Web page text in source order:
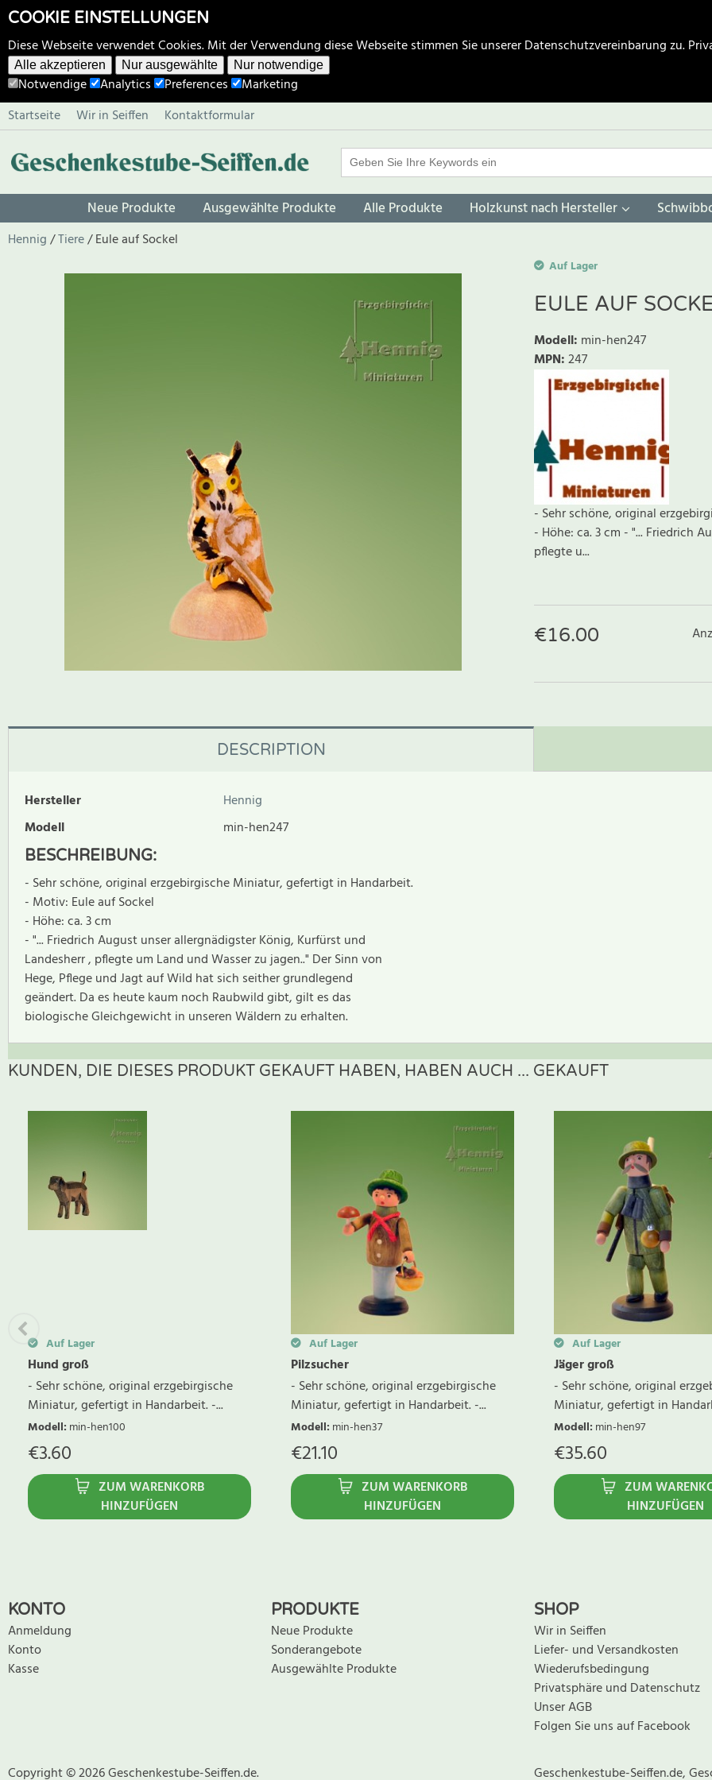
COOKIE EINSTELLUNGEN
Diese Webseite verwendet Cookies. Mit der Verwendung diese Webseite stimmen Sie unserer Datenschutzvereinbarung zu.
Alle akzeptieren Nur ausgewählte Nur notwendige
Notwendige Analytics Preferences
Marketing
Startseite
Wir in Seiffen Kontaktformular
Neue Produkte Ausgewählte Produkte Alle Produkte Holzkunst nach Hersteller
Hennig Tiere Eule auf Sockel
Auf Lager
EULE AUF
Modell: min-hen247
MPN:247
- Sehr schöne, original
- Höhe: ca. 3 cm - "... Friedrich
pflegte u...
€16.00
DESCRIPTION
Hersteller
Hennig
Modell
min-hen247
BESCHREIBUNG:
- Sehr schöne, original erzgebirgische Miniatur, gefertigt in Handarbeit.
- Motiv: Eule auf Sockel
- Höhe: ca. 3 cm
- "... Friedrich August unser allergnädigster König, Kurfürst und
Landesherr , pflegte um Land und Wasser zu jagen.." Der Sinn von
Hege, Pflege und Jagt auf Wild hat sich seither grundlegend
geändert. Da es heute kaum noch Raubwild gibt, gilt es das
biologische Gleichgewicht in unseren Wäldern zu erhalten.
Zur Zeit gibt es keine Produktrezensionen. Sei der erste, der Bewertung schreiben
KUNDEN, DIE DIESES PRODUKT GEKAUFT HABEN, HABEN AUCH ... GEKAUFT
Auf Lager
Hund groß
- Sehr schöne, original erzgebirgische
Miniatur, gefertigt in Handarbeit. -...
Modell: min-hen100
€3.60
ZUM WARENKORB
HINZUFÜGEN
Auf Lager
Pilzsucher
- Sehr schöne, original erzgebirgische
Miniatur, gefertigt in Handarbeit. -...
Modell: min-hen37
€21.10
ZUM WARENKORB
HINZUFÜGEN
Auf Lager
Jäger groß
- Sehr schöne, original
Miniatur, gefertigt in
Modell: min-hen97
€35.60
ZUM
HINZUFÜGEN
KONTO
Anmeldung
Konto
Kasse
PRODUKTE
Neue Produkte
Sonderangebote
Ausgewählte Produkte
SHOP
Wir in Seiffen
Liefer- und Versandkosten
Wiederufsbedingung
Privatsphäre und Datenschutz
Unser AGB
Folgen Sie uns auf Facebook
Copyright © 2026 Geschenkestube-Seiffen.de. Geschenkestube-Seiffen.de,